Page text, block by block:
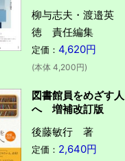
柳与志夫・渡邉英
徳 責任編集
定価： 4,620円
(本体 4,200円)
図書館員をめざす人
へ 増補改訂版
後藤敏行 著
定価： 2,640円